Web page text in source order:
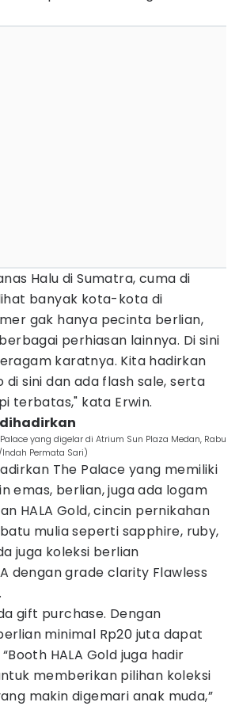
Halu di Sumatra, cuma di
banyak kota-kota di
gak hanya pecinta berlian,
perhiasan lainnya. Di sini
karatnya. Kita hadirkan
sini dan ada flash sale, serta
terbatas," kata Erwin.
dihadirkan
yang digelar di Atrium Sun Plaza Medan, Rabu
Permata Sari)
The Palace yang memiliki
emas, berlian, juga ada logam
HALA Gold, cincin pernikahan
mulia seperti sapphire, ruby,
juga koleksi berlian
dengan grade clarity Flawless
gift purchase. Dengan
minimal Rp20 juta dapat
HALA Gold juga hadir
memberikan pilihan koleksi
makin digemari anak muda,”